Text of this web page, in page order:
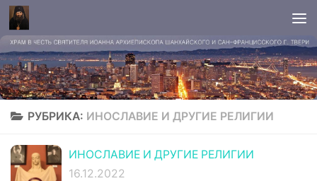
РУБРИКА: ИНОСЛАВИЕ И ДРУГИЕ РЕЛИГИИ
ИНОСЛАВИЕ И ДРУГИЕ РЕЛИГИИ
16.12.2022